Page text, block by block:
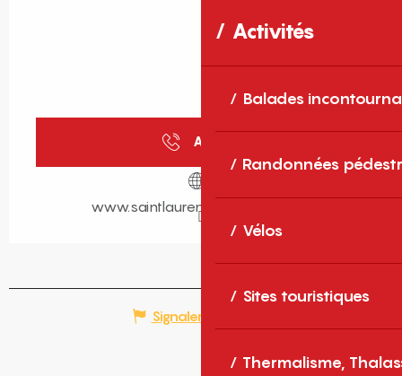
Activités
Balades
Randonnées
Vélos
Sites touristiques
Thermalisme,
Appeler
www.saintlaurentdelasalanque.fr
Signaler une erreur